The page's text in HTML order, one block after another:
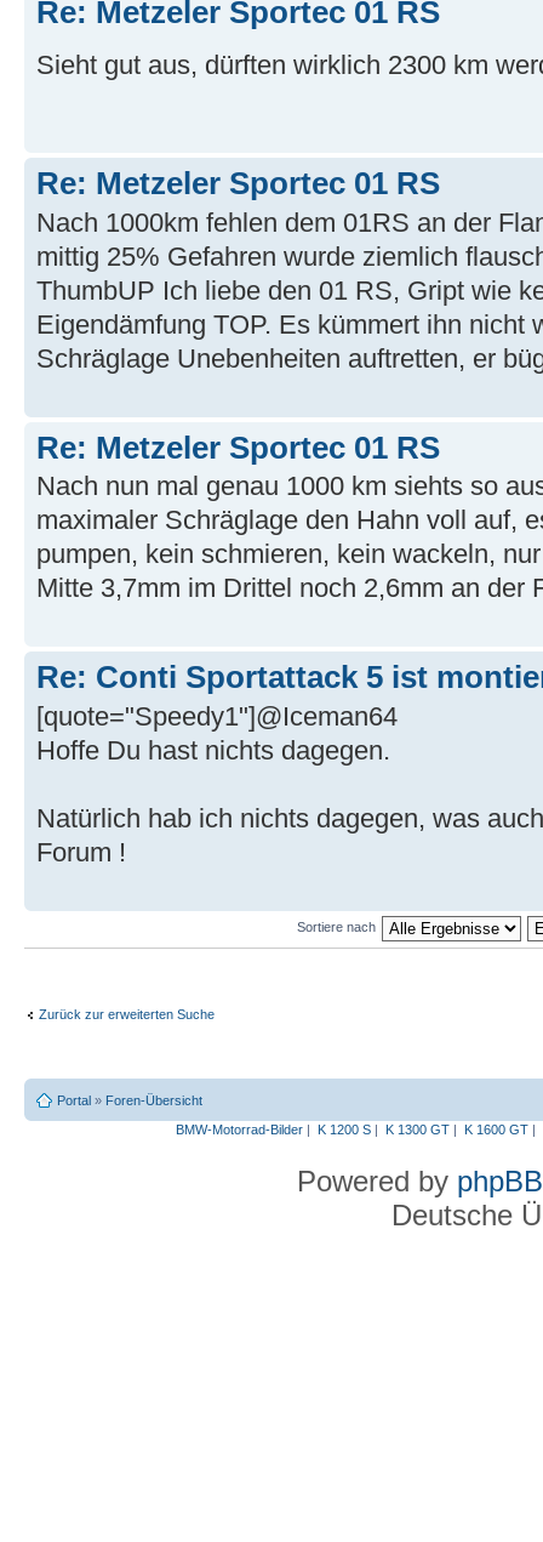
Re: Metzeler Sportec 01 RS
Sieht gut aus, dürften wirklich 2300 km
Re: Metzeler Sportec 01 RS
Nach 1000km fehlen dem 01RS an der
mittig 25% Gefahren wurde ziemlich
ThumbUP Ich liebe den 01 RS, Gript wie
Eigendämfung TOP. Es kümmert ihn nicht
Schräglage Unebenheiten auftretten, er
Re: Metzeler Sportec 01 RS
Nach nun mal genau 1000 km siehts so
maximaler Schräglage den Hahn voll auf,
pumpen, kein schmieren, kein wackeln,
Mitte 3,7mm im Drittel noch 2,6mm an der
Re: Conti Sportattack 5 ist
[quote="Speedy1"]@Iceman64
Hoffe Du hast nichts dagegen.
Natürlich hab ich nichts dagegen, was
Forum !
Sortiere nach
Zurück zur erweiterten Suche
Portal » Foren-Übersicht
BMW-Motorrad-Bilder| K 1200 S| K 1300 GT| K 1600 GT|
Powered by phpBB
Deutsche